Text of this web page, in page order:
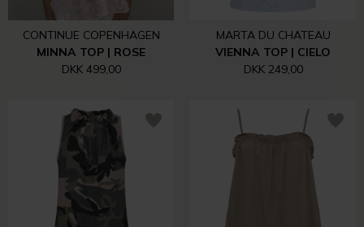
CONTINUE COPENHAGEN
MINNA TOP | ROSE
DKK 499,00
MARTA DU CHATEAU
VIENNA TOP | CIELO
DKK 249,00